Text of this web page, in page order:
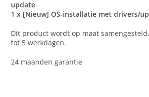
update
1 x [Nieuw] OS-installatie met drivers/
Dit product wordt op maat
tot 5 werkdagen.
24 maanden garantie